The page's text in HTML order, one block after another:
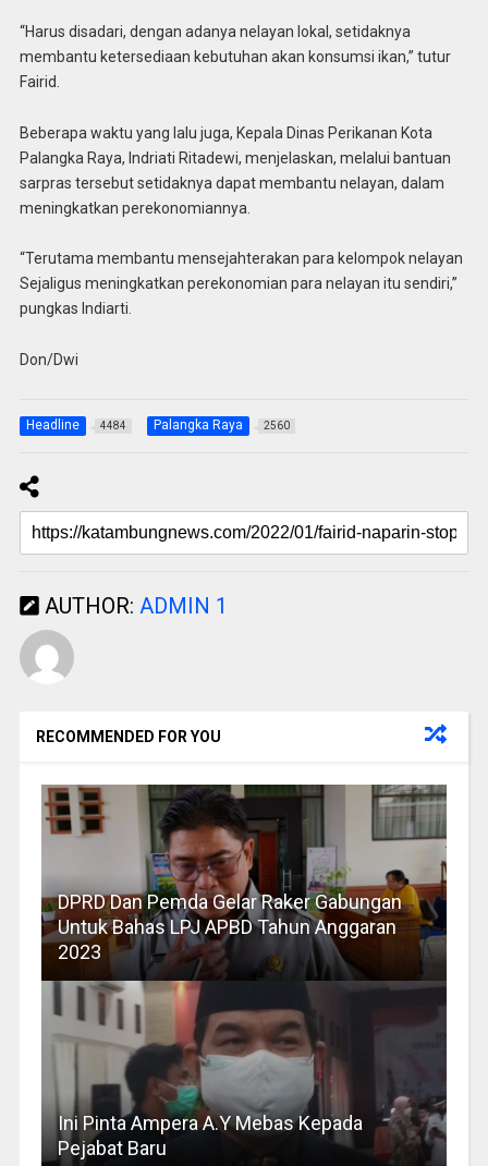
“Harus disadari, dengan adanya nelayan lokal, setidaknya
membantu ketersediaan kebutuhan akan konsumsi ikan,” tutur
Fairid.
Beberapa waktu yang lalu juga, Kepala Dinas Perikanan Kota
Palangka Raya, Indriati Ritadewi, menjelaskan, melalui bantuan
sarpras tersebut setidaknya dapat membantu nelayan, dalam
meningkatkan perekonomiannya.
“Terutama membantu mensejahterakan para kelompok nelayan
Sejaligus meningkatkan perekonomian para nelayan itu sendiri,”
pungkas Indiarti.
Don/Dwi
Headline 4484 Palangka Raya 2560
AUTHOR: ADMIN 1
RECOMMENDED FOR YOU
DPRD Dan Pemda Gelar Raker Gabungan
Untuk Bahas LPJ APBD Tahun Anggaran
2023
Ini Pinta Ampera A.Y Mebas Kepada
Pejabat Baru